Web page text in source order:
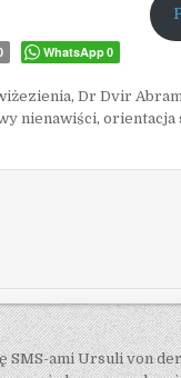
WhatsApp0
, Dr Dvir
nienawiści, orientacja
ami Ursuli von